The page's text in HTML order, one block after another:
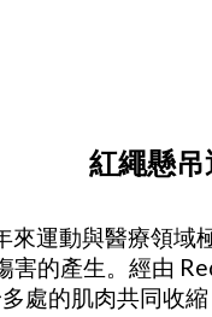
紅繩懸
運動與醫療領
的產生。經由
處的肌肉共同收